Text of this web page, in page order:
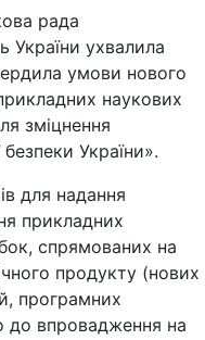
рада
України ухвалила
умови нового
наукових
зміцнення
України».
для надання
прикладних
спрямованих на
продукту (нових
програмних
до впровадження на